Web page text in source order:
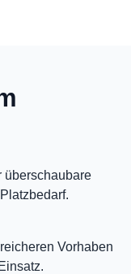
überschaubare
Vorhaben